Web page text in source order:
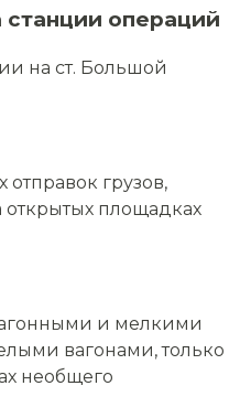
операций
на ст. Большой
грузов,
площадках
и мелкими
вагонами, только
необщего